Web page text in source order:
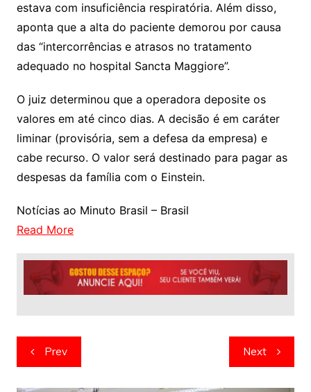
estava com insuficiência respiratória. Além disso,
aponta que a alta do paciente demorou por causa
das “intercorrências e atrasos no tratamento
adequado no hospital Sancta Maggiore”.
O juiz determinou que a operadora deposite os
valores em até cinco dias. A decisão é em caráter
liminar (provisória, sem a defesa da empresa) e
cabe recurso. O valor será destinado para pagar as
despesas da família com o Einstein.
Notícias ao Minuto Brasil – Brasil
Read More
Navegação
de
Prev Next